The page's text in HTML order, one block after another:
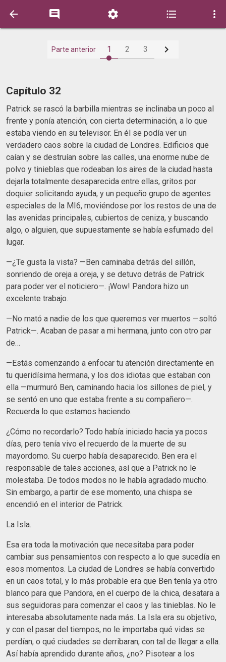
    
Parte anterior 1 2 3 
Capítulo 32
Patrick se rascó la barbilla mientras se inclinaba un poco al
frente y ponía atención, con cierta determinación, a lo que
estaba viendo en su televisor. En él se podía ver un
verdadero caos sobre la ciudad de Londres. Edificios que
caían y se destruían sobre las calles, una enorme nube de
polvo y tinieblas que rodeaban los aires de la ciudad hasta
dejarla totalmente desaparecida entre ellas, gritos por
doquier solicitando ayuda, y un pequeño grupo de agentes
especiales de la MI6, moviéndose por los restos de una de
las avenidas principales, cubiertos de ceniza, y buscando
algo, o alguien, que supuestamente se había esfumado del
lugar.
—¿Te gusta la vista? —Ben caminaba detrás del sillón,
sonriendo de oreja a oreja, y se detuvo detrás de Patrick
para poder ver el noticiero—. ¡Wow! Pandora hizo un
excelente trabajo.
—No mató a nadie de los que queremos ver muertos —soltó
Patrick—. Acaban de pasar a mi hermana, junto con otro par
de…
—Estás comenzando a enfocar tu atención directamente en
tu queridísima hermana, y los dos idiotas que estaban con
ella —murmuró Ben, caminando hacia los sillones de piel, y
se sentó en uno que estaba frente a su compañero—.
Recuerda lo que estamos haciendo.
¿Cómo no recordarlo? Todo había iniciado hacia ya pocos
días, pero tenía vivo el recuerdo de la muerte de su
mayordomo. Su cuerpo había desaparecido. Ben era el
responsable de tales acciones, así que a Patrick no le
molestaba. De todos modos no le había agradado mucho.
Sin embargo, a partir de ese momento, una chispa se
encendió en el interior de Patrick.
La Isla.
Esa era toda la motivación que necesitaba para poder
cambiar sus pensamientos con respecto a lo que sucedía en
esos momentos. La ciudad de Londres se había convertido
en un caos total, y lo más probable era que Ben tenía ya otro
blanco para que Pandora, en el cuerpo de la chica, desatara a
sus seguidoras para comenzar el caos y las tinieblas. No le
interesaba absolutamente nada más. La Isla era su objetivo,
y con el pasar del tiempos, no le importaba qué vidas se
perdían, o qué ciudades se derribaran, con tal de llegar a ella.
Así había aprendido durante años, ¿no? Pisotear a los